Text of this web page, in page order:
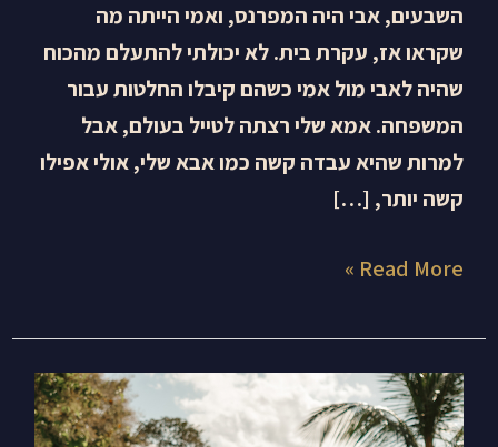
השבעים, אבי היה המפרנס, ואמי הייתה מה
שקראו אז, עקרת בית. לא יכולתי להתעלם מהכוח
שהיה לאבי מול אמי כשהם קיבלו החלטות עבור
המשפחה. אמא שלי רצתה לטייל בעולם, אבל
למרות שהיא עבדה קשה כמו אבא שלי, אולי אפילו
קשה יותר, […]
Read More »
עונת
מזל